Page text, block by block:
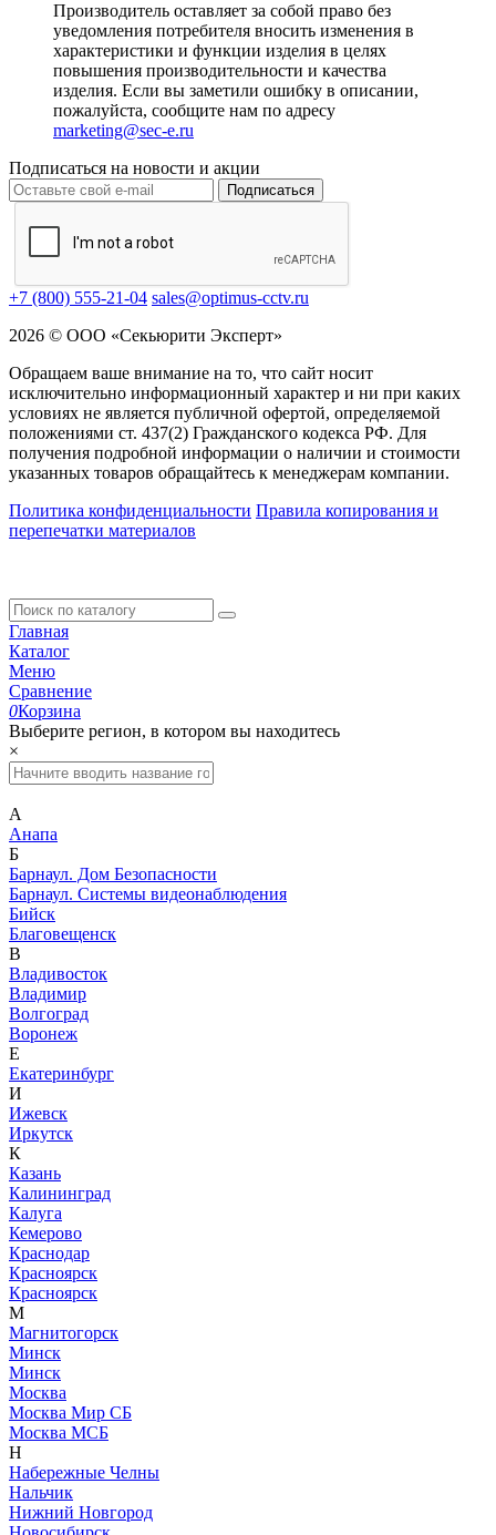
Производитель оставляет за собой право без
уведомления потребителя вносить изменения в
характеристики и функции изделия в целях
повышения производительности и качества
изделия. Если вы заметили ошибку в описании,
пожалуйста, сообщите нам по адресу
marketing@sec-e.ru
Подписаться на новости и акции
Подписаться
+7 (800) 555-21-04 sales@optimus-cctv.ru
2026 © ООО «Секьюрити Эксперт»
Обращаем ваше внимание на то, что сайт носит
исключительно информационный характер и ни при каких
условиях не является публичной офертой, определяемой
положениями ст. 437(2) Гражданского кодекса РФ. Для
получения подробной информации о наличии и стоимости
указанных товаров обращайтесь к менеджерам компании.
Политика конфиденциальности Правила копирования и
перепечатки материалов
Главная
Каталог
Меню
Сравнение
0Корзина
Выберите регион, в котором вы находитесь
×
А
Анапа
Б
Барнаул. Дом Безопасности
Барнаул. Системы видеонаблюдения
Бийск
Благовещенск
В
Владивосток
Владимир
Волгоград
Воронеж
Е
Екатеринбург
И
Ижевск
Иркутск
К
Казань
Калининград
Калуга
Кемерово
Краснодар
Красноярск
Красноярск
М
Магнитогорск
Минск
Минск
Москва
Москва Мир СБ
Москва МСБ
Н
Набережные Челны
Нальчик
Нижний Новгород